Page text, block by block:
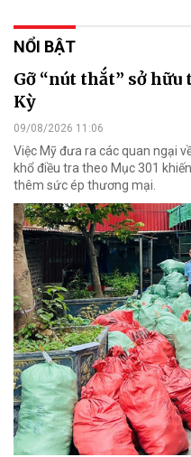
NỔI BẬT
Gỡ “nút thắt” sở
Kỳ
09/08/2026 11:06
Việc Mỹ đưa ra các quan ngại
khổ điều tra theo Mục 301
thêm sức ép thương mại.